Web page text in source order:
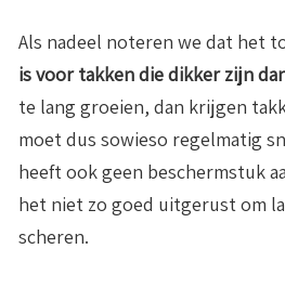
Als nadeel noteren we dat het
is voor takken die dikker zijn
te lang groeien, dan krijgen
moet dus sowieso regelmatig
heeft ook geen beschermstuk
het niet zo goed uitgerust om
scheren.